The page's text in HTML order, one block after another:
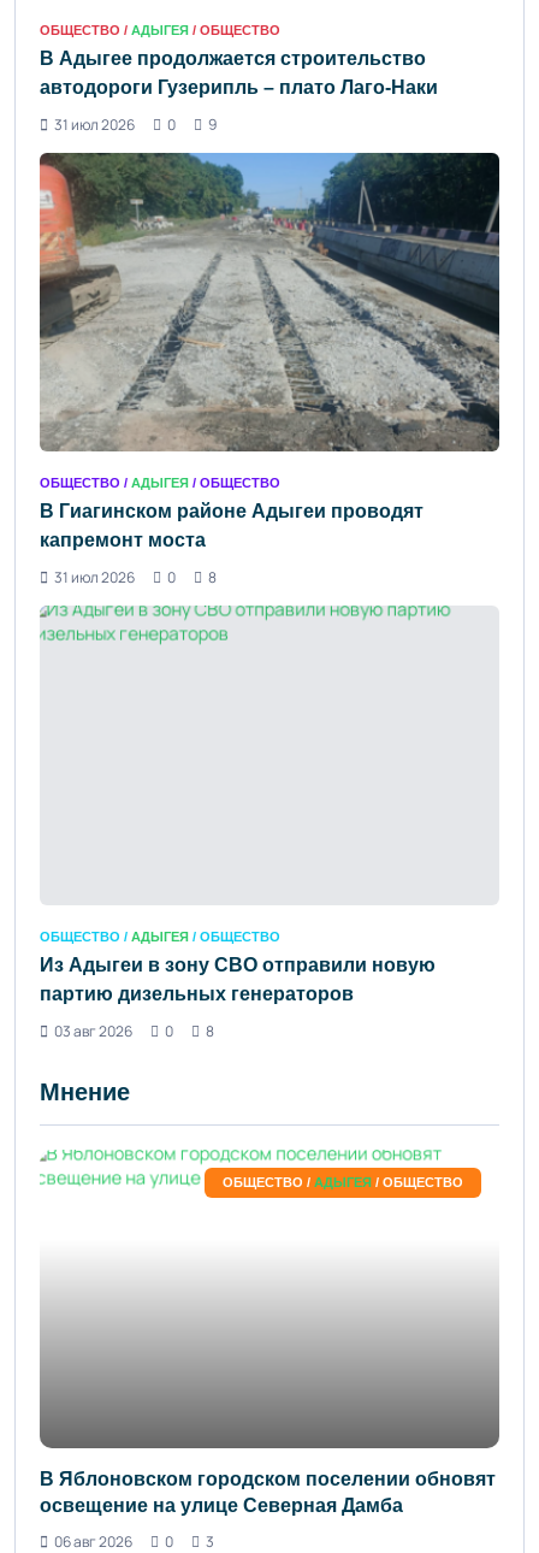
ОБЩЕСТВО / АДЫГЕЯ / ОБЩЕСТВО
В Адыгее продолжается строительство
автодороги Гузерипль – плато Лаго-Наки
31 июл 2026
0 9
ОБЩЕСТВО / АДЫГЕЯ / ОБЩЕСТВО
В Гиагинском районе Адыгеи проводят
капремонт моста
31 июл 2026
0 8
ОБЩЕСТВО / АДЫГЕЯ / ОБЩЕСТВО
Из Адыгеи в зону СВО отправили новую
партию дизельных генераторов
03 авг 2026
0 8
Мнение
ОБЩЕСТВО / АДЫГЕЯ / ОБЩЕСТВО
В Яблоновском городском поселении обновят
освещение на улице Северная Дамба
06 авг 2026
0 3